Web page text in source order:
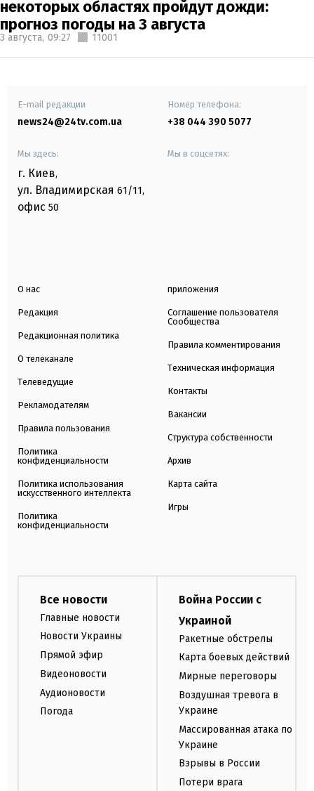
некоторых областях пройдут дожди:
прогноз погоды на 3 августа
3 августа, 09:27 11001
E-mail редакции
news24@24tv.com.ua
Номер телефона:
+38 044 390 5077
Мы здесь:
г. Киев,
ул. Владимирская 61/11,
офис 50
Мы в соцсетях:
О нас
Редакция
Редакционная политика
О телеканале
Телеведущие
Рекламодателям
Правила пользования
Политика
конфиденциальности
Политика использования
искусственного интеллекта
Политика
конфиденциальности
приложения
Соглашение пользователя
Сообщества
Правила комментирования
Техническая информация
Контакты
Вакансии
Структура собственности
Архив
Карта сайта
Игры
Все новости
Главные новости
Новости Украины
Прямой эфир
Видеоновости
Аудионовости
Погода
Война России с
Украиной
Ракетные обстрелы
Карта боевых действий
Мирные переговоры
Воздушная тревога в
Украине
Массированная атака по
Украине
Взрывы в России
Потери врага